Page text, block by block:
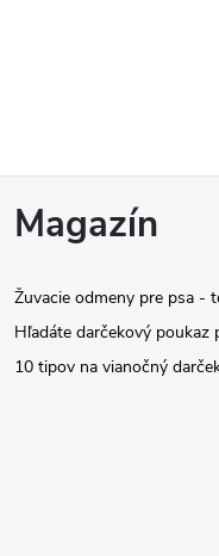
Z
p
ä
Magazín
Žuvacie odmeny pre psa -
Hľadáte darčekový poukaz
10 tipov na vianočný